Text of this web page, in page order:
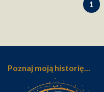
1
Poznaj moją historię...